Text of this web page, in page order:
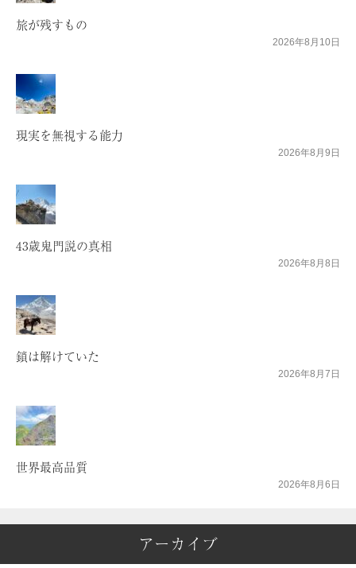
旅が残すもの
2026年8月10日
現実を無視する能力
2026年8月9日
43歳鬼門説の真相
2026年8月8日
鎖は解けていた
2026年8月7日
世界最高品質
2026年8月6日
アーカイブ